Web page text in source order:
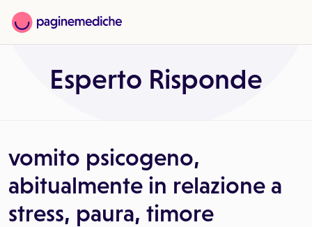
Esperto Risponde
vomito psicogeno,
abitualmente in relazione a
stress, paura, timore